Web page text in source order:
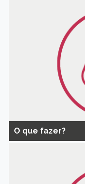
O que fazer?